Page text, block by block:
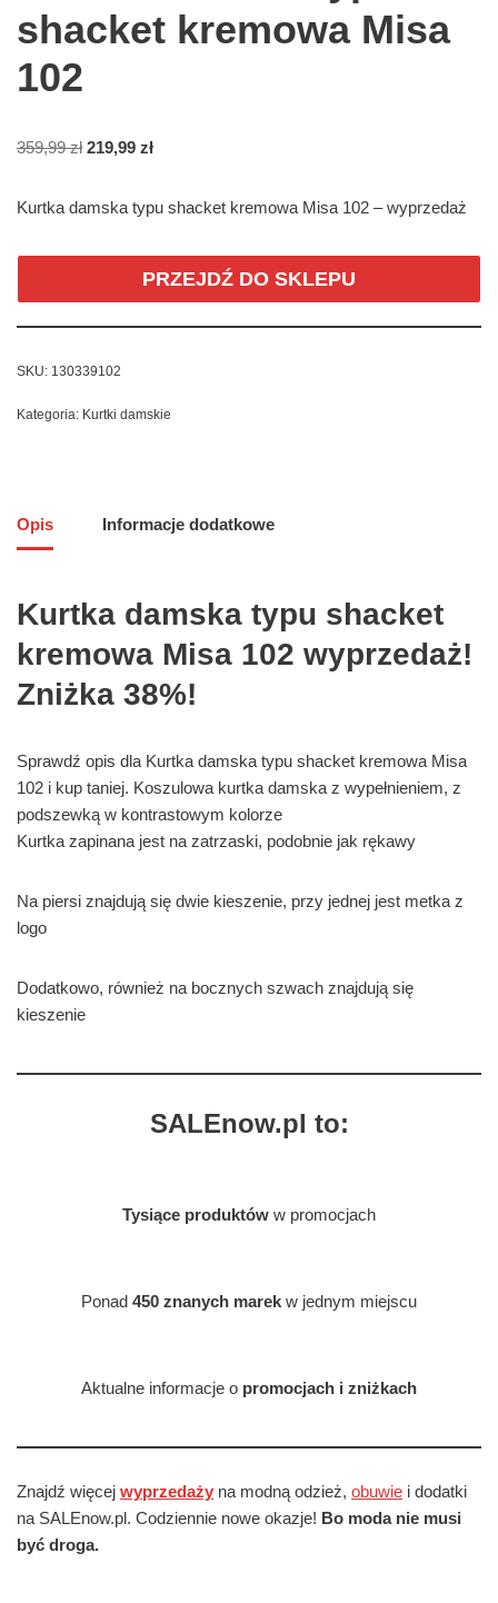
shacket kremowa Misa
102
359,99zł 219,99 zł
Kurtka damska typu shacket kremowa Misa 102 – wyprzedaż
PRZEJDŹ DO SKLEPU
SKU: 130339102
Kategoria: Kurtki damskie
Opis Informacje dodatkowe
Kurtka damska typu shacket
kremowa Misa 102 wyprzedaż!
Zniżka 38%!
Sprawdź opis dla Kurtka damska typu shacket kremowa Misa
102 i kup taniej. Koszulowa kurtka damska z wypełnieniem, z
podszewką w kontrastowym kolorze
Kurtka zapinana jest na zatrzaski, podobnie jak rękawy
Na piersi znajdują się dwie kieszenie, przy jednej jest metka z
logo
Dodatkowo, również na bocznych szwach znajdują się
kieszenie
SALEnow.pl to:
Tysiące produktów w promocjach
Ponad 450 znanych marek w jednym miejscu
Aktualne informacje o promocjach i zniżkach
Znajdź więcej wyprzedaży na modną odzież, obuwie i dodatki
na SALEnow.pl. Codziennie nowe okazje! Bo moda nie musi
być droga.